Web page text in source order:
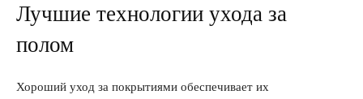
Лучшие технологии ухода за
полом
Хороший уход за покрытиями обеспечивает их